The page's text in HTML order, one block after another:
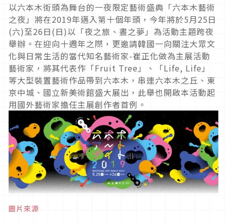
以六本木街頭為舞台的一夜限定藝術盛典「六本木藝術
之夜」將在2019年邁入第十個年頭，今年將於5月25日
(六)至26日(日)以「夜之旅、晝之夢」為活動主題跨夜
舉辦。在迎向十週年之際，更邀請韓國一向關注大眾文
化與日常生活的當代知名藝術家-崔正化做為主展活動
藝術家，將其代表作「Fruit Tree」、「Life, Life」
等大型裝置藝術作品帶到六本木，串連六本木之丘、東
京中城、國立新美術館盛大展出，此舉也開啟本活動起
用國外藝術家擔任主展創作者首例。
圖片來源